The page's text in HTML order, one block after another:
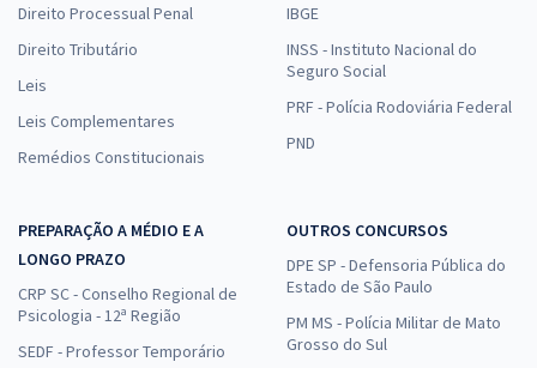
Direito Processual Penal
Direito Tributário
Leis
Leis Complementares
Remédios Constitucionais
IBGE
INSS - Instituto Nacional do
Seguro Social
PRF - Polícia Rodoviária Federal
PND
PREPARAÇÃO A MÉDIO E A
LONGO PRAZO
CRP SC - Conselho Regional de
Psicologia - 12ª Região
SEDF - Professor Temporário
OUTROS CONCURSOS
DPE SP - Defensoria Pública do
Estado de São Paulo
PM MS - Polícia Militar de Mato
Grosso do Sul